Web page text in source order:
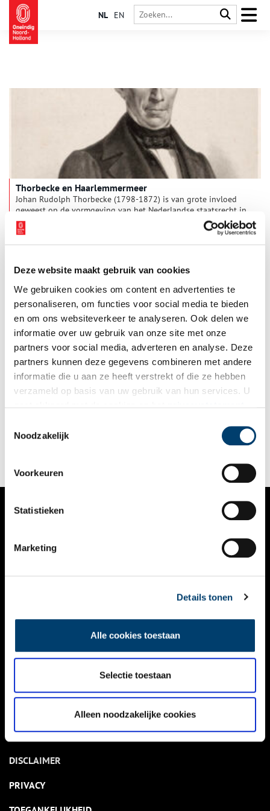
Deze website maakt gebruik van cookies
We gebruiken cookies om content en advertenties te
personaliseren, om functies voor social media te bieden
en om ons websiteverkeer te analyseren. Ook delen we
informatie over uw gebruik van onze site met onze
partners voor social media, adverteren en analyse. Deze
partners kunnen deze gegevens combineren met andere
informatie die u aan ze heeft verstrekt of die ze hebben
verzameld op basis van uw gebruik van hun services. U
Noodzakelijk
Voorkeuren
Statistieken
Marketing
Details tonen
Alle cookies toestaan
Selectie toestaan
Alleen noodzakelijke cookies
NL EN
Thorbecke en Haarlemmermeer
Johan Rudolph Thorbecke (1798-1872) is van grote invloed
geweest op de vormgeving van het Nederlandse staatsrecht in
de negentiende eeuw, met als hoogtepunt ‘zijn’ beroemde
grondwetsherziening van 1848. Ook heeft hij zich als jurist en
als politicus actief bemoeid met waterschappen en de
Hendrikus Colijn: een leven voor de politiek
Antirevolutionair staatsman Hendrikus Colijn (1869-1944)
begon zijn lange carrière in de binnenlanden van koloniaal
vooravond van de Tweede Wereldoorlog. Een veelbewogen
leven, dat begon in het gehucht Burgerveen in de
NIEUWS
KALENDER
ACTIVITEITEN
NIEUWSBRIEF
DISCLAIMER
PRIVACY